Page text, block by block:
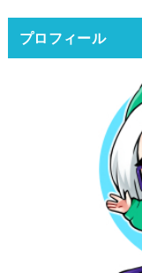
プロフィール